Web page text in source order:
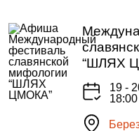
“ШЛЯХ
19 -
18:00